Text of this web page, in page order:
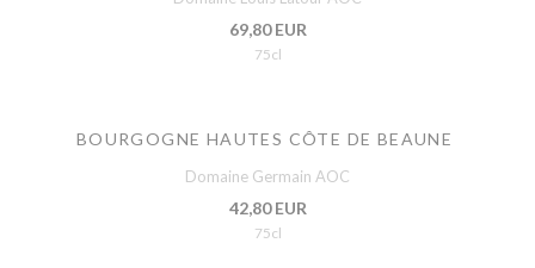
69,80 EUR
75cl
BOURGOGNE HAUTES CÔTE DE BEAUNE
Domaine Germain AOC
42,80 EUR
75cl